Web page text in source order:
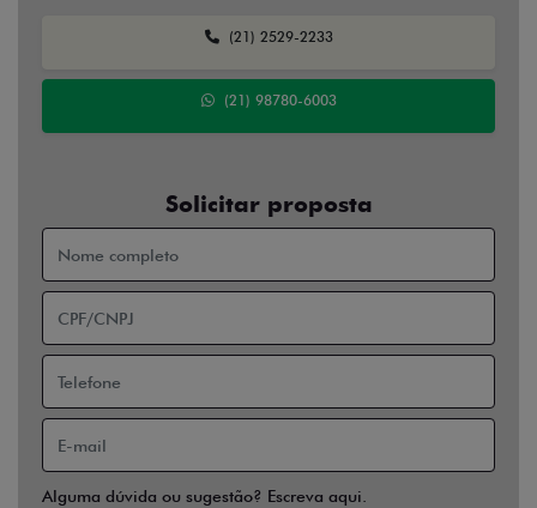
(21) 2529-2233
(21) 98780-6003
Solicitar proposta
Alguma dúvida ou sugestão? Escreva aqui.